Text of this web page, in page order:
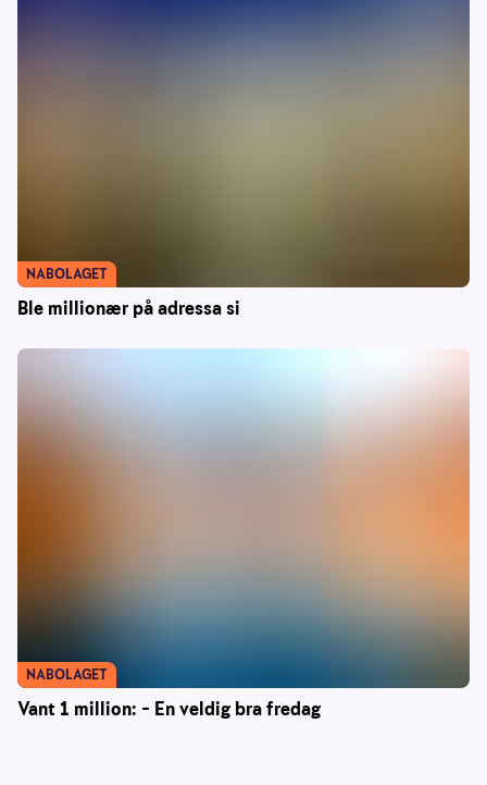
Ble millionær på adressa si
NABOLAGET
Vant 1 million: – En veldig bra fredag
NABOLAGET